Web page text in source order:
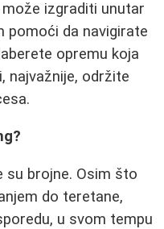
izgraditi unutar
pomoći da navigirate
opremu koja
najvažnije, održite
su brojne. Osim što
do teretane,
u svom tempu